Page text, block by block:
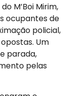
M’Boi Mirim,
ocupantes de
policial,
Um
parada,
pelas